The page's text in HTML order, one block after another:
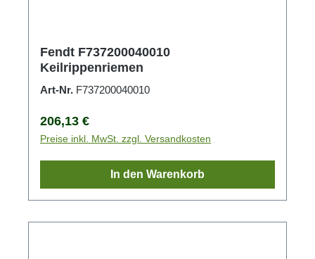
Fendt F737200040010
Keilrippenriemen
Art-Nr. F737200040010
Regulärer Preis:
206,13 €
Preise inkl. MwSt. zzgl. Versandkosten
In den Warenkorb